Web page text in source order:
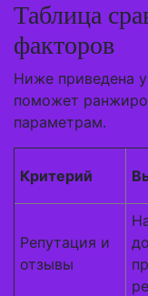
Таблица
факторов
Ниже приведена
поможет
параметрам.
Критерий
Репутация и
отзывы